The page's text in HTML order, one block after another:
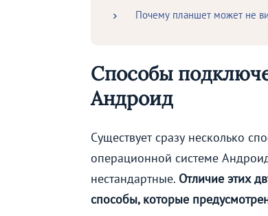
Почему планшет может не
Способы
Андроид
Существует сразу несколько
операционной системе
нестандартные. Отличие этих
способы, которые